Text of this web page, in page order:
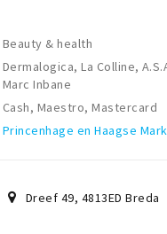
Beauty & health
Dermalogica, La Colline,
Marc Inbane
Cash, Maestro, Mastercard
Princenhage en Haagse
Dreef 49, 4813ED Breda